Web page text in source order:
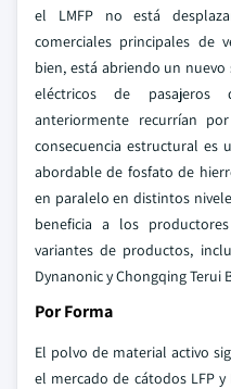
el LMFP no está
comerciales principales de
bien, está abriendo un
eléctricos de pasajeros
anteriormente recurrían
consecuencia estructural es
abordable de fosfato de
en paralelo en distintos
beneficia a los
variantes de productos,
Dynanonic y Chongqing Terui
Por Forma
El polvo de material activo
el mercado de cátodos LFP y